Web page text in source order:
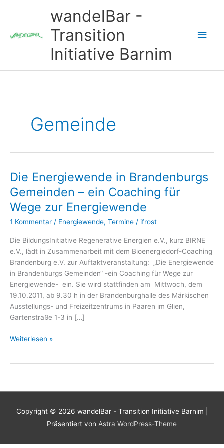
wandelBar -
Transition
Initiative Barnim
Gemeinde
Die Energiewende in Brandenburgs
Gemeinden – ein Coaching für
Wege zur Energiewende
1 Kommentar / Energiewende, Termine / ifrost
Die BildungsInitiative Regenerative Energien e.V., kurz BIRNE
e.V., lädt in Zusammenarbeit mit dem Bioenergiedorf-Coaching
Brandenburg e.V. zur Auftaktveranstaltung: „Die Energiewende
in Brandenburgs Gemeinden“ -ein Coaching für Wege zur
Energiewende- ein. Sie wird stattfinden am Mittwoch, dem
19.10.2011, ab 9.30 h in der Brandenburghalle des Märkischen
Ausstellungs- und Freizeitzentrums in Paaren im Glien,
Gartenstraße 1-3 in […]
Die
–
Coaching
Weiterlesen »
Copyright © 2026 wandelBar - Transition Initiative Barnim
Präsentiert von Astra WordPress-Theme